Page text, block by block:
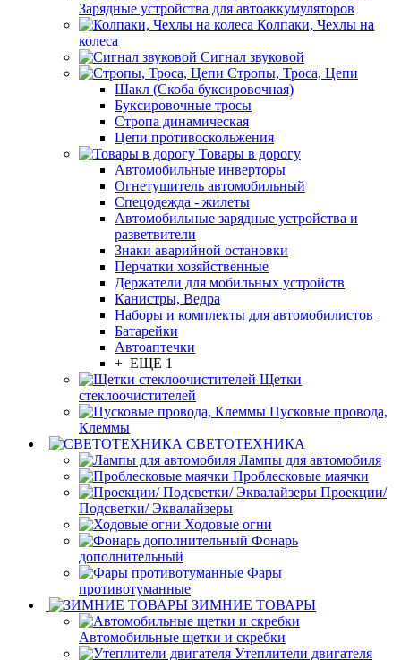
Зарядные устройства для автоаккумуляторов
Колпаки, Чехлы на
колеса
Сигнал звуковой
Стропы, Троса, Цепи
Шакл (Скоба буксировочная)
Буксировочные тросы
Стропа динамическая
Цепи противоскольжения
Товары в дорогу
Автомобильные инверторы
Огнетушитель автомобильный
Спецодежда - жилеты
Автомобильные зарядные устройства и
разветвители
Знаки аварийной остановки
Перчатки хозяйственные
Держатели для мобильных устройств
Канистры, Ведра
Наборы и комплекты для автомобилистов
Батарейки
Автоаптечки
+ ЕЩЕ 1
Щетки
стеклоочистителей
Пусковые провода,
Клеммы
СВЕТОТЕХНИКА
Лампы для автомобиля
Проблесковые маячки
Проекции/
Подсветки/ Эквалайзеры
Ходовые огни
Фонарь
дополнительный
Фары
противотуманные
ЗИМНИЕ ТОВАРЫ
Автомобильные щетки и скребки
Утеплители двигателя